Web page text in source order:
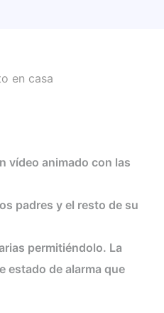
en casa
vídeo animado con las
padres y el resto de su
permitiéndolo. La
estado de alarma que